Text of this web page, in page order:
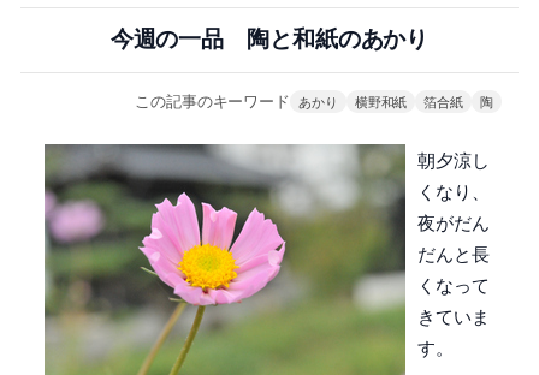
今週の一品 陶と和紙のあかり
この記事のキーワード あかり 横野和紙 箔合紙 陶
朝夕涼し
くなり、
夜がだん
だんと長
くなって
きていま
す。